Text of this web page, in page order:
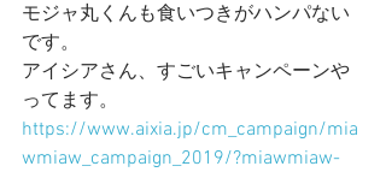
モジャ丸くんも食いつきがハンパない
です。
アイシアさん、すごいキャンペーンや
ってます。
https://www.aixia.jp/cm_campaign/mia
wmiaw_campaign_2019/?miawmiaw-